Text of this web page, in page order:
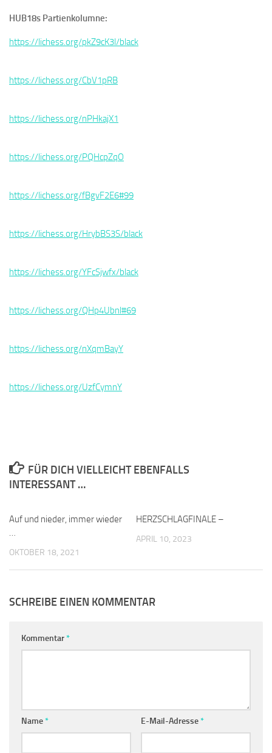
HUB18s Partienkolumne:
https://lichess.org/pkZ9cK3l/black
https://lichess.org/CbV1pRB
https://lichess.org/nPHkajX1
https://lichess.org/PQHcpZqO
https://lichess.org/fBgvF2E6#99
https://lichess.org/HrybBS3S/black
https://lichess.org/YFcSjwfx/black
https://lichess.org/QHp4Ubnl#69
https://lichess.org/nXqmBayY
https://lichess.org/UzfCymnY
FÜR DICH VIELLEICHT EBENFALLS
INTERESSANT …
Auf und nieder, immer wieder
…
OKTOBER 18, 2021
HERZSCHLAGFINALE –
APRIL 10, 2023
SCHREIBE EINEN KOMMENTAR
Kommentar*
Name* E-Mail-Adresse*